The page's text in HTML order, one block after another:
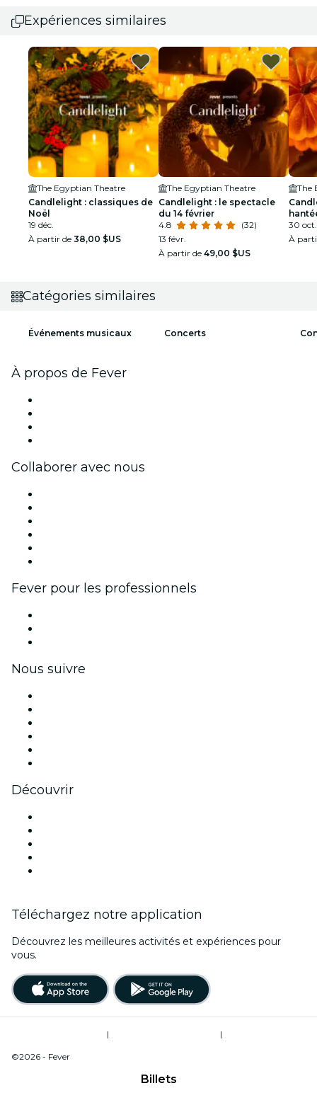
Billets
Expériences similaires
The Egyptian Theatre
Candlelight : classiques de
Noël
19 déc.
À partir de 38,00 $US
The Egyptian Theatre
Candlelight : le spectacle
du 14 février
4.8
(32)
13 févr.
À partir de 49,00 $US
The
30 oct.
À
Catégories similaires
Événements musicaux Concerts
À propos de Fever
Collaborer avec nous
Fever pour les professionnels
Nous suivre
Découvrir
Téléchargez notre application
Découvrez les meilleures activités et expériences pour
vous.
|
|
©2026 - Fever